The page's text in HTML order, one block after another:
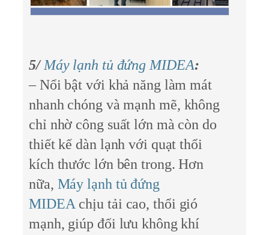
5/ Máy lạnh tủ đứng MIDEA:
– Nổi bật với khả năng làm mát
nhanh chóng và mạnh mẽ, không
chỉ nhờ công suất lớn mà còn do
thiết kế dàn lạnh với quạt thổi
kích thước lớn bên trong. Hơn
nữa, Máy lạnh tủ đứng
MIDEA chịu tải cao, thổi gió
mạnh, giúp đối lưu không khí